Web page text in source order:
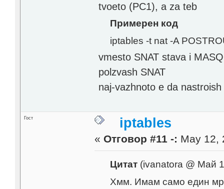
tvoeto (PC1), a za teb
Примерен код
iptables -t nat -A
vmesto SNAT stava i
polzvash SNAT
naj-vazhnoto e da
Гост iptables
« Отговор #11 -: May 12,
Цитат(ivanatora @ Май
Хмм. Имам само един